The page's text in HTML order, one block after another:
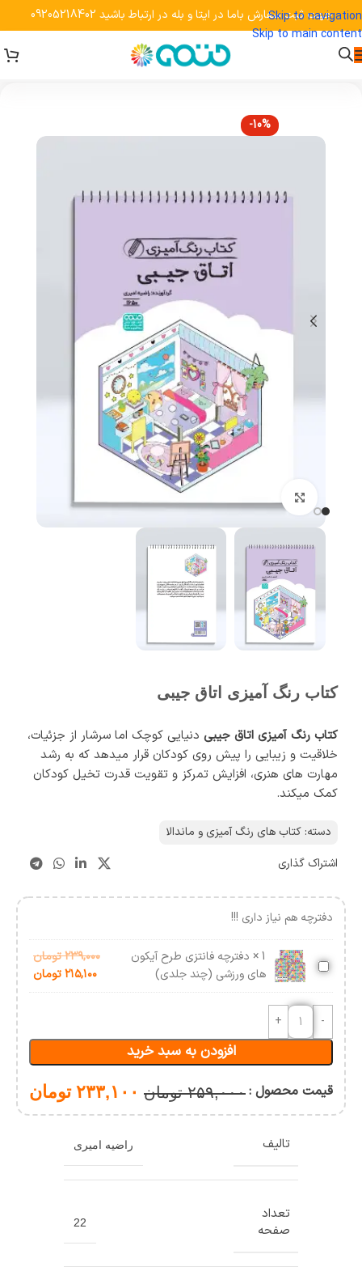
Skip to navigation
Skip to main content
جهت ثبت سفارش باما در ایتا و بله در ارتباط باشید 09205218402
-10%
برای بزرگنمایی کلیک کنید
کتاب رنگ آمیزی اتاق جیبی
کتاب رنگ آمیزی اتاق جیبی دنیایی کوچک اما سرشار از جزئیات،
خلاقیت و زیبایی را پیش روی کودکان قرار میدهد که به رشد
مهارت های هنری، افزایش تمرکز و تقویت قدرت تخیل کودکان
کمک میکند.
دسته: کتاب های رنگ آمیزی و ماندالا
اشتراک گذاری
دفترچه هم نیاز داری !!!
دفترچه
فانتزی
طرح
آیکون
های
جلدی)
1
× دفترچه فانتزی طرح آیکون
های ورزشی (چند جلدی)
۲۳۹,۰۰۰تومان
۲۱۵,۱۰۰تومان
افزودن به سبد خرید
قیمت محصول :۲۵۹,۰۰۰ تومان ۲۳۳,۱۰۰ تومان
تالیف راضیه امیری
تعداد
صفحه
22